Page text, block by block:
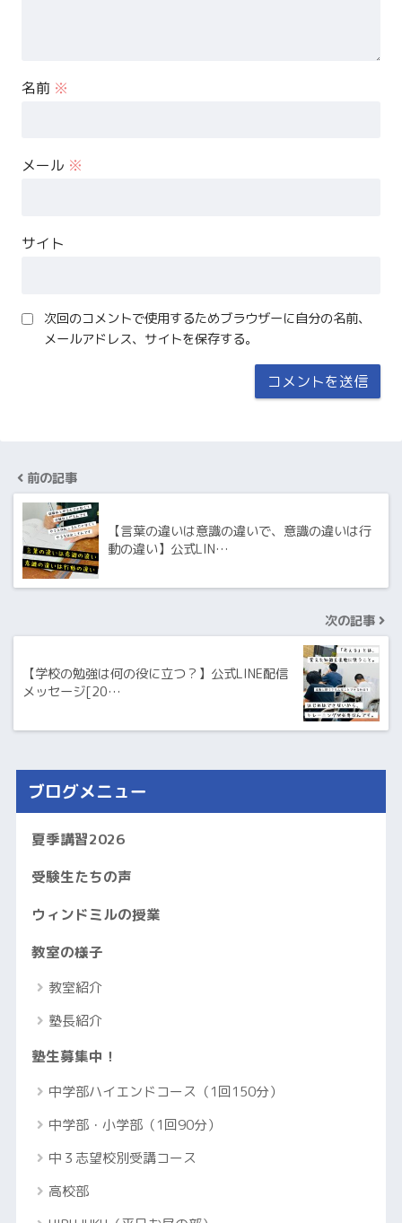
名前 ※
メール ※
サイト
次回のコメントで使用するためブラウザーに自分の名前、
メールアドレス、サイトを保存する。
前の記事
【言葉の違いは意識の違いで、意識の違いは行
動の違い】公式LIN…
次の記事
【学校の勉強は何の役に立つ？】公式LINE配信
メッセージ[20…
ブログメニュー
夏季講習2026
受験生たちの声
ウィンドミルの授業
教室の様子
教室紹介
塾長紹介
塾生募集中！
中学部ハイエンドコース（1回150分）
中学部・小学部（1回90分）
中３志望校別受講コース
高校部